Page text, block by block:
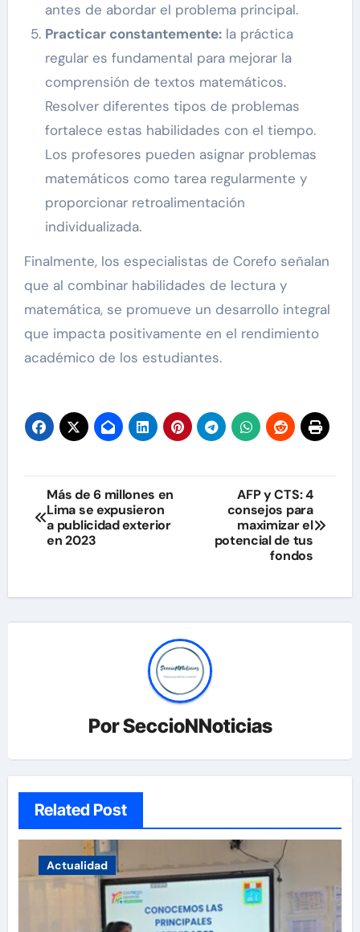
antes de abordar el problema principal.
Practicar constantemente:la práctica
regular es fundamental para mejorar la
comprensión de textos matemáticos.
Resolver diferentes tipos de problemas
fortalece estas habilidades con el tiempo.
Los profesores pueden asignar problemas
matemáticos como tarea regularmente y
proporcionar retroalimentación
individualizada.
Finalmente, los especialistas de Corefo señalan
que al combinar habilidades de lectura y
matemática, se promueve un desarrollo integral
que impacta positivamente en el rendimiento
académico de los estudiantes.
Navegación
de
Más de 6 millones en
Lima se expusieron
a publicidad exterior
en 2023
AFP y CTS: 4
consejos para
maximizar el
potencial de tus
fondos
PorSeccioNNoticias
Related Post
Actualidad